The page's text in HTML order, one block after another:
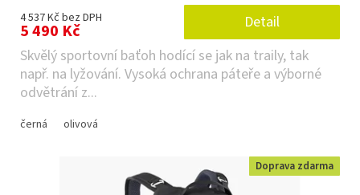
4 537 Kč bez DPH
5 490 Kč
Detail
Skvělý sportovní baťoh hodící se jak na traily, tak
např. na lyžování. Vysoká ochrana páteře a výborné
odvětrání z...
černá olivová
Doprava zdarma